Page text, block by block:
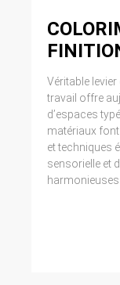
Véritable levier
travail offre
d’espaces
matériaux
et techniques
sensorielle et
harmonieuses.